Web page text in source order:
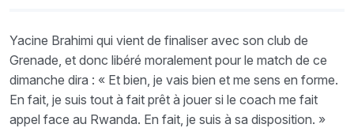
Yacine Brahimi qui vient de finaliser avec son club de
Grenade, et donc libéré moralement pour le match de ce
dimanche dira : « Et bien, je vais bien et me sens en forme.
En fait, je suis tout à fait prêt à jouer si le coach me fait
appel face au Rwanda. En fait, je suis à sa disposition. »